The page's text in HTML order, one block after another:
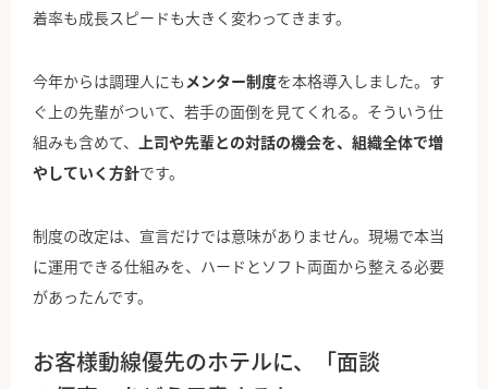
着率も成長スピードも大きく変わってきます。
今年からは調理人にもメンター制度を本格導入しました。す
ぐ上の先輩がついて、若手の面倒を見てくれる。そういう仕
組みも含めて、 上司や先輩との対話の機会を、組織全体で増
やしていく方針です。
制度の改定は、宣言だけでは意味がありません。現場で本当
に運用できる仕組みを、ハードとソフト両面から整える必要
があったんです。
お客様動線優先のホテルに、「面談